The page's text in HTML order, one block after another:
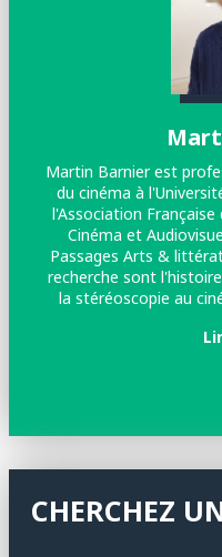
Martin Barnier est
du cinéma à
l'Association Française
Cinéma et
Passages Arts &
recherche sont
la stéréoscopie au
CHERCHEZ